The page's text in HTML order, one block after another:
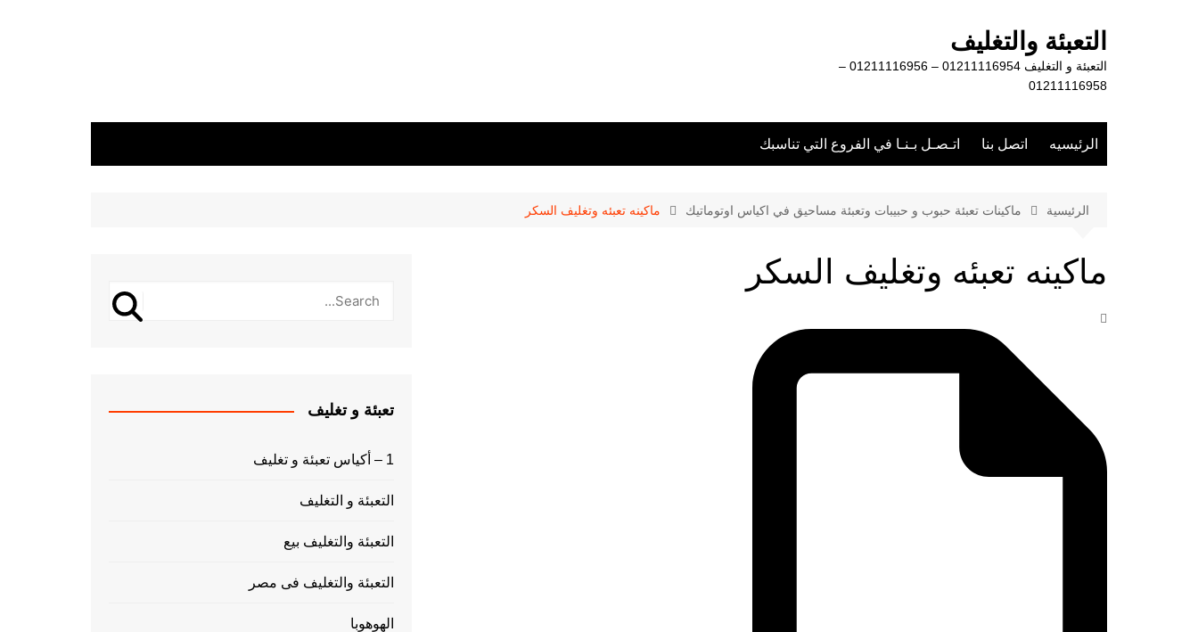
التعبئة والتغليف
التعبئة و التغليف 01211116954 – 01211116956 –
01211116958
الرئيسيه اتصل بنا اتـصـل بـنـا في الفروع التي تناسبك
الرئيسية ماكينات تعبئة حبوب و حبيبات وتعبئة مساحيق في اكياس اوتوماتيك ماكينه تعبئه وتغليف السكر
ماكينه تعبئه وتغليف السكر
تعبئة و تغليف
1 – أكياس تعبئة و تغليف
التعبئة و التغليف
التعبئة والتغليف بيع
التعبئة والتغليف فى مصر
الهوهوبا